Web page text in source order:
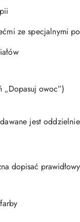
ze specjalnymi
„Dopasuj owoc”)
jest
dopisać